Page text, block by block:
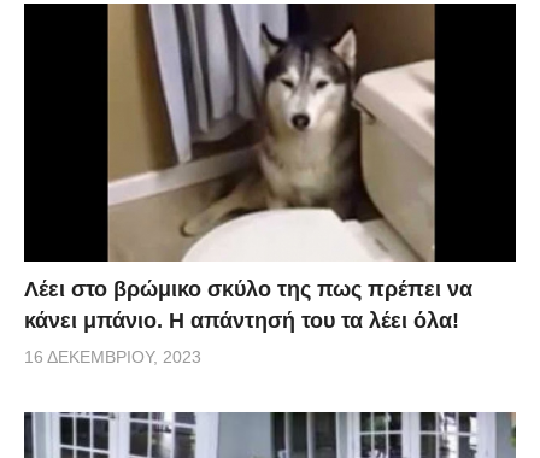
Λέει στο βρώμικο σκύλο της πως πρέπει να
κάνει μπάνιο. Η απάντησή του τα λέει όλα!
16 ΔΕΚΕΜΒΡΊΟΥ, 2023